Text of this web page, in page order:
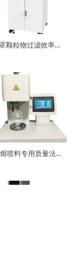
口罩颗粒物过滤效率测试仪
PP熔喷料专用质量法体积法高熔融指数仪